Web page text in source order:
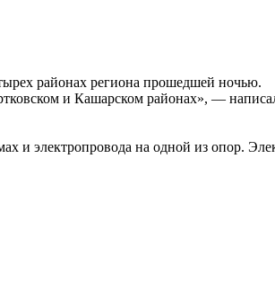
районах региона прошедшей ночью.
и Кашарском районах», —
и электропровода на одной из опор.